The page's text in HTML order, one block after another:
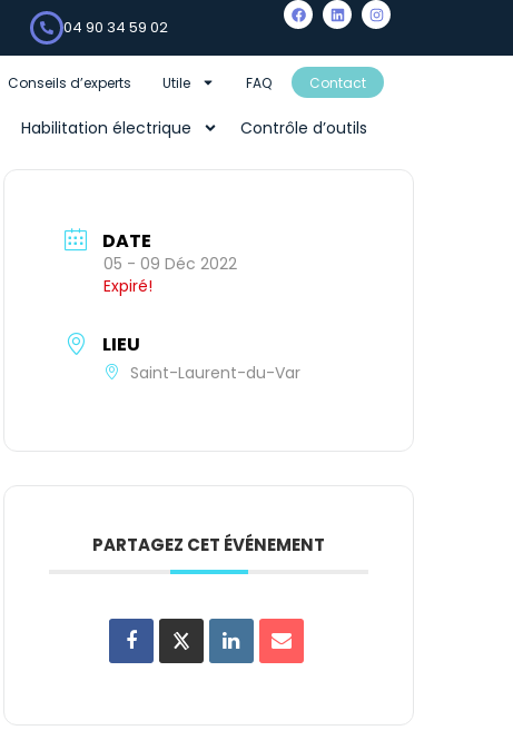
04 90 34 59 02
Conseils d’experts Utile FAQ Contact
Habilitation électrique Contrôle d’outils
DATE
05 - 09 Déc 2022
Expiré!
LIEU
Saint-Laurent-du-Var
PARTAGEZ CET ÉVÉNEMENT